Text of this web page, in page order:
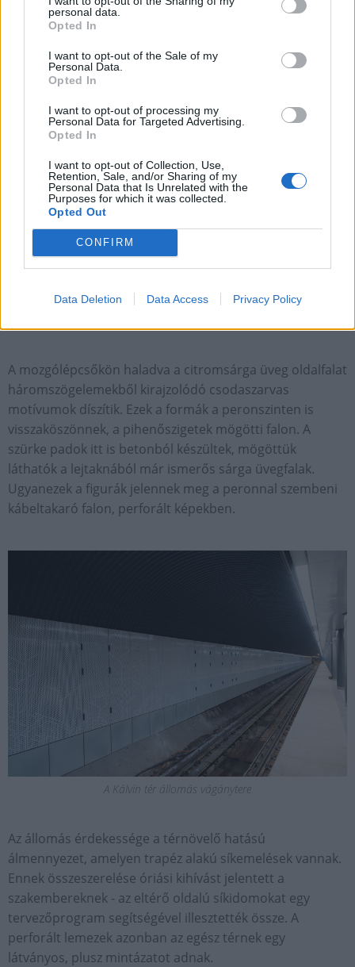
personal data.
Opted In
I want to opt-out of the Sale of my
Personal Data.
Opted In
I want to opt-out of processing my
Personal Data for Targeted Advertising.
Opted In
I want to opt-out of Collection, Use,
Retention, Sale, and/or Sharing of my
Personal Data that Is Unrelated with the
Purposes for which it was collected.
Opted Out
CONFIRM
Data Deletion Data Access Privacy Policy
mozgólépcsők oldalát, hiszen amit csak lehet, az utolsó
A mozgólépcsőkön haladva a citromsárga üveg oldalfalat
háromszögelemekből kirajzolódó csodaszarvas
motívumok díszítik. Ezek a formák a peronszinten is
visszaköszönnek, a pihenőszigetek mögötti falon. A
szürke padok itt is betonból készültek, mögöttük
láthatók a lejtaknából már ismerős sárga üvegfalak.
Ugyanezek a figurák jelennek meg a peronnal szembeni
kábeltakaró falon, perforált képekben.
A Kálvin tér állomás vágánytere
Az állomás érdekessége a térnövelő hatású
álmennyezet, amelyen trapéz alakú síkemelések vannak.
Ennek összeszerelése óriási kihívást jelentett a
szakembereknek - az eltérő oldalú síkidomokat egy
tervezőprogram segítségével illesztették össze. A
perforált lemezek azonban az egész térnek egy
látványos, plusz mintázatot adnak.